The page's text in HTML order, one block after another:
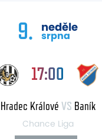
9. neděle
srpna
17:00
Hradec Králové VS Baník
Chance Liga